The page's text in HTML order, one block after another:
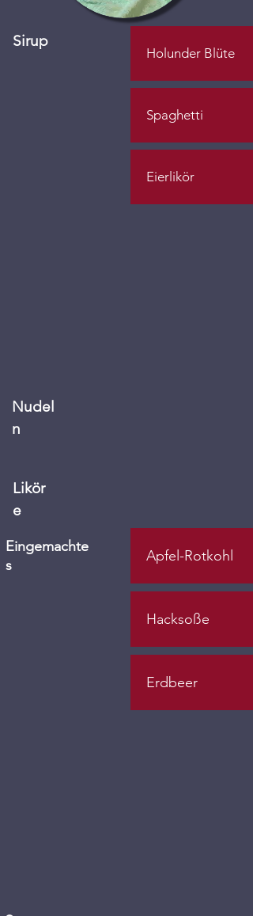
Holunder Blüte
Spaghetti
Eierlikör
Sirup
Nudel
n
Likör
e
Apfel-Rotkohl
Hacksoße
Erdbeer
Eingemachte
s